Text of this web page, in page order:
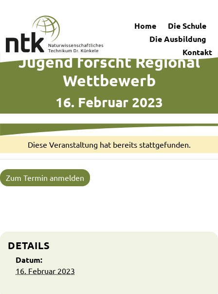
Home
Die Schule
Die Ausbildung
Kontakt
Jugend forscht Regional
Wettbewerb
16. Februar 2023
Diese Veranstaltung hat bereits stattgefunden.
Zum Termin anmelden
DETAILS
Datum:
16. Februar 2023